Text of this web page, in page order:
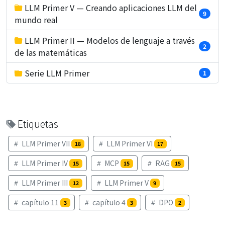
LLM Primer V — Creando aplicaciones LLM del
mundo real
9
LLM Primer II — Modelos de lenguaje a través
de las matemáticas
2
Serie LLM Primer 1
Etiquetas
LLM Primer VII 18 LLM Primer VI 17
LLM Primer IV 15 MCP 15 RAG 15
LLM Primer III 12 LLM Primer V 9
capítulo 11 3 capítulo 4 3 DPO 2